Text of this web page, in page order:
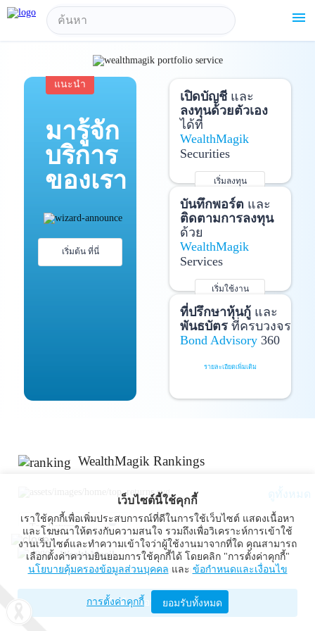
menu
แนะนำ
มารู้จัก
บริการ
ของเรา
เริ่มต้น ที่นี่
เปิดบัญชีและ
ลงทุนด้วยตัวเอง
ได้ที่
WealthMagik
Securities
เริ่มลงทุน
รายละเอียดเพิ่มเติม
บันทึกพอร์ตและ
ติดตามการลงทุน
ด้วย
WealthMagik
Services
เริ่มใช้งาน
รายละเอียดเพิ่มเติม
ที่ปรึกษาหุ้นกู้และ
พันธบัตรที่ครบวงจร
Bond Advisory360
รายละเอียดเพิ่มเติม
WealthMagik Rankings
ดูทั้งหมด
Top Returns
กองทุนตราสารทุน
WealthMagik
Wealth Management System Limited
เปิดด้วยแอป WealthMagik
!-- Start Advertise -->
เว็บไซต์นี้ใช้คุกกี้
เราใช้คุกกี้เพื่อเพิ่มประสบการณ์ที่ดีในการใช้เว็บไซต์ แสดงเนื้อหา
และโฆษณาให้ตรงกับความสนใจ รวมถึงเพื่อวิเคราะห์การเข้าใช้
งานเว็บไซต์และทำความเข้าใจว่าผู้ใช้งานมาจากที่ใด คุณสามารถ
เลือกตั้งค่าความยินยอมการใช้คุกกี้ได้ โดยคลิก "การตั้งค่าคุกกี้"
นโยบายคุ้มครองข้อมูลส่วนบุคคล และ ข้อกำหนดและเงื่อนไข
การตั้งค่าคุกกี้ ยอมรับทั้งหมด